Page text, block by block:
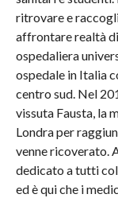
ritrovare e
affrontare realtà
ospedaliera
ospedale in Italia
centro sud. Nel
vissuta Fausta, la
Londra per
venne ricoverato.
dedicato a tutti
ed è qui che i